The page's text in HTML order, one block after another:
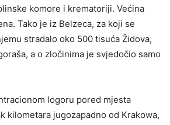
komore i krematoriji. Većina
Tako je iz Belzeca, za koji se
stradalo oko 500 tisuća Židova,
a o zločinima je svjedočio samo
logoru pored mjesta
kilometara jugozapadno od Krakowa,